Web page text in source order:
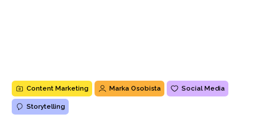
Content Marketing Marka Osobista Social Media
Storytelling